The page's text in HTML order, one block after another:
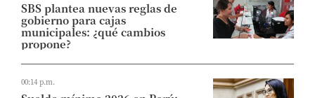
SBS plantea nuevas reglas de
gobierno para cajas
municipales: ¿qué cambios
propone?
00:14 p.m.